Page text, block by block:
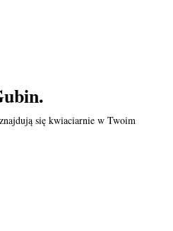
się kwiaciarnie w Twoim